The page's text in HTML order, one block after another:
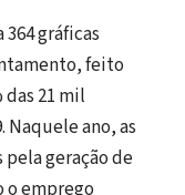
gráficas
feito
das 21 mil
Naquele ano, as
geração de
o emprego